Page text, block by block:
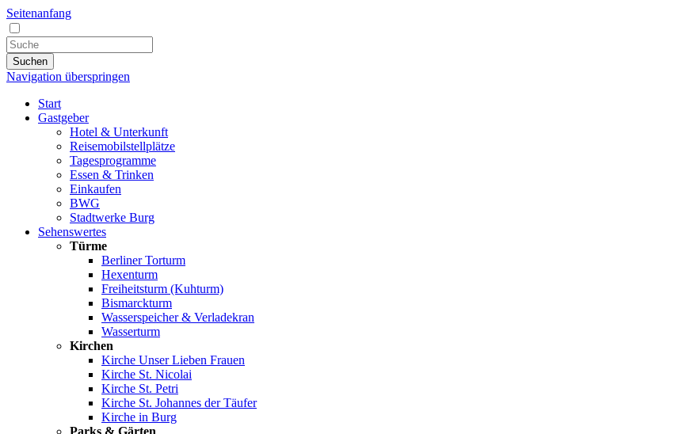
Seitenanfang
Suchen
Navigation überspringen
Start
Gastgeber
Hotel & Unterkunft
Reisemobilstellplätze
Tagesprogramme
Essen & Trinken
Einkaufen
BWG
Stadtwerke Burg
Sehenswertes
Türme
Berliner Torturm
Hexenturm
Freiheitsturm (Kuhturm)
Bismarckturm
Wasserspeicher & Verladekran
Wasserturm
Kirchen
Kirche Unser Lieben Frauen
Kirche St. Nicolai
Kirche St. Petri
Kirche St. Johannes der Täufer
Kirche in Burg
Parks & Gärten